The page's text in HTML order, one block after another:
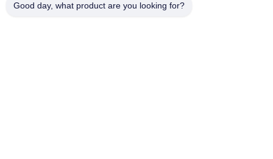
Good day, what product are you looking for?